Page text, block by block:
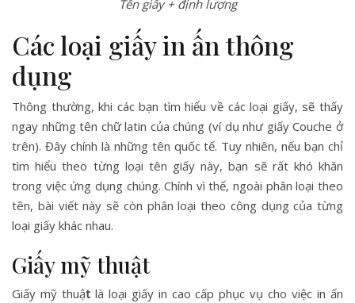
Tên giấy + định lượng
Các loại giấy in ấn thông
dụng
Thông thường, khi các bạn tìm hiểu về các loại giấy, sẽ thấy
ngay những tên chữ latin của chúng (ví dụ như giấy Couche ở
trên). Đây chính là những tên quốc tế. Tuy nhiên, nếu bạn chỉ
tìm hiểu theo từng loại tên giấy này, bạn sẽ rất khó khăn
trong việc ứng dụng chúng. Chính vì thế, ngoài phân loại theo
tên, bài viết này sẽ còn phân loại theo công dụng của từng
loại giấy khác nhau.
Giấy mỹ thuật
Giấy mỹ thuậtlà loại giấy in cao cấp phục vụ cho việc in ấn